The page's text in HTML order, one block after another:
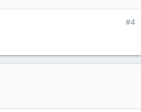
uy tín nhất nên tham gia 2024
bạn top 10 network
trong năm 2024 mà bạn
Tìm hiểu ngay!
#4